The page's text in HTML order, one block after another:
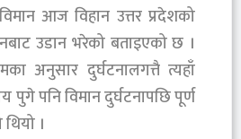
आज विहान उत्तर प्रदेशको
उडान भरेको बताइएको छ ।
अनुसार दुर्घटनालगत्तै त्यहाँ
पुगे पनि विमान दुर्घटनापछि पूर्ण
।